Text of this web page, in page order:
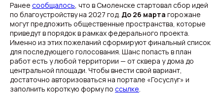
Ранее сообщалось, что в Смоленске стартовал сбор идей
по благоустройству на 2027 год. До 26 марта горожане
могут предложить общественные пространства, которые
приведут в порядок в рамках федерального проекта.
Именно из этих пожеланий сформируют финальный список
для последующего голосования. Шанс попасть в план
работ есть у любой территории — от сквера у дома до
центральной площади. Чтобы внести свой вариант,
достаточно авторизоваться на портале «Госуслуг» и
заполнить короткую форму по ссылке.